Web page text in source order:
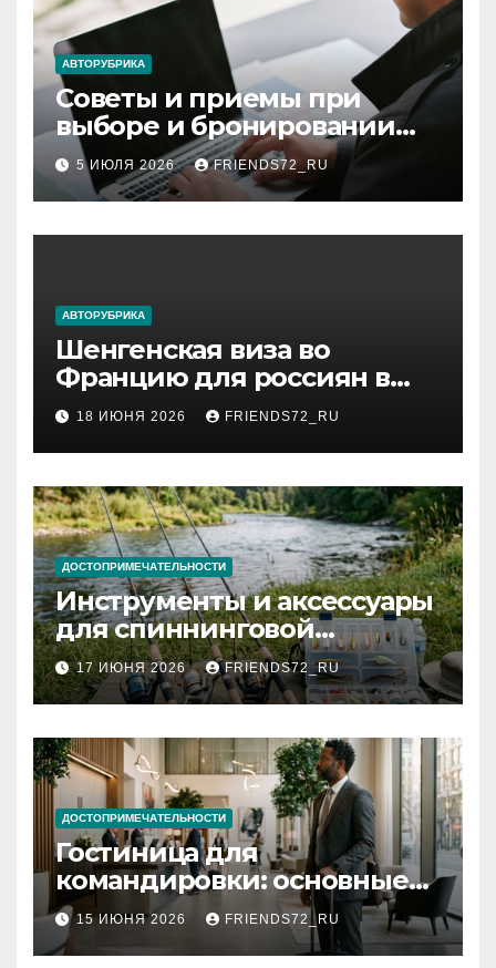
АВТОРУБРИКА
Советы и приемы при
выборе и бронировании
авиабилетов
5 ИЮЛЯ 2026 FRIENDS72_RU
АВТОРУБРИКА
Шенгенская виза во
Францию для россиян в
2026 году: сроки от 3 дней
и список необходимых
документов
18 ИЮНЯ 2026 FRIENDS72_RU
ДОСТОПРИМЕЧАТЕЛЬНОСТИ
Инструменты и аксессуары
для спиннинговой
рыбалки: назначение и
типы
17 ИЮНЯ 2026 FRIENDS72_RU
ДОСТОПРИМЕЧАТЕЛЬНОСТИ
Гостиница для
командировки: основные
критерии выбора
15 ИЮНЯ 2026 FRIENDS72_RU